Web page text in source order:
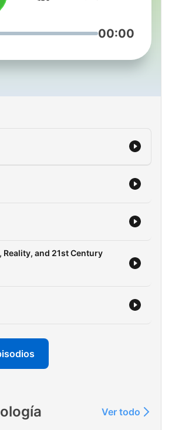
00:00
and 21st Century
Ver todo